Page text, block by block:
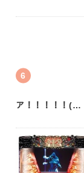
ア！！！！！(…